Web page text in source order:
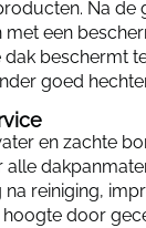
Na de
een
beschermt
goed
en zachte
reiniging,
door